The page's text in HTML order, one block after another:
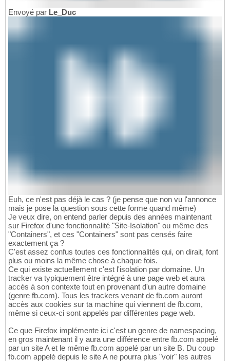
Envoyé par Le_Duc
Euh, ce n'est pas déjà le cas ? (je pense que non vu l'annonce
mais je pose la question sous cette forme quand même)
Je veux dire, on entend parler depuis des années maintenant
sur Firefox d'une fonctionnalité "Site-Isolation" ou même des
"Containers", et ces "Containers" sont pas censés faire
exactement ça ?
C'est assez confus toutes ces fonctionnalités qui, on dirait, font
plus ou moins la même chose à chaque fois.
Ce qui existe actuellement c'est l'isolation par domaine. Un
tracker va typiquement être intégré à une page web et aura
accès à son contexte tout en provenant d'un autre domaine
(genre fb.com). Tous les trackers venant de fb.com auront
accès aux cookies sur ta machine qui viennent de fb.com,
même si ceux-ci sont appelés par différentes page web.
Ce que Firefox implémente ici c'est un genre de namespacing,
en gros maintenant il y aura une différence entre fb.com appelé
par un site A et le même fb.com appelé par un site B. Du coup
fb.com appelé depuis le site A ne pourra plus "voir" les autres